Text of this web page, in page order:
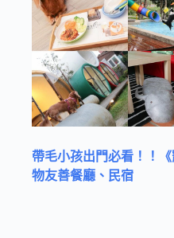
帶毛小孩出門必看！！
物友善餐廳、民宿